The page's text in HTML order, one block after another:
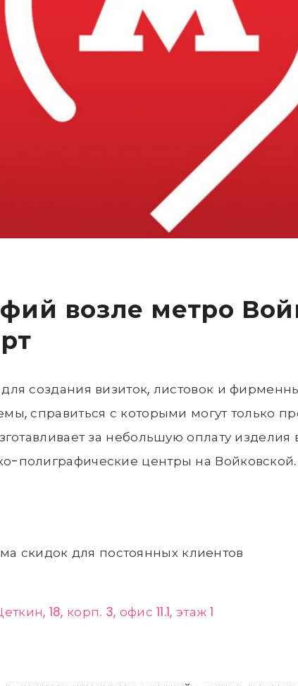
возле метро
создания визиток, листовок и
справиться с которыми могут только
за небольшую оплату изделия
полиграфические центры на Войковской.
скидок для постоянных клиентов
18, корп. 3, офис 11.1, этаж 1